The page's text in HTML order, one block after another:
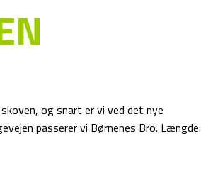
og snart er vi ved det nye
passerer vi Børnenes Bro. Længde: